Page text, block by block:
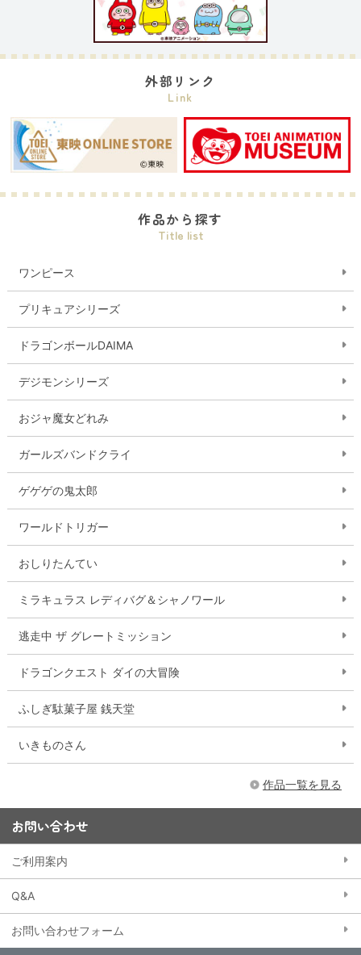
外部リンク
Link
作品から探す
Title list
ワンピース
プリキュアシリーズ
ドラゴンボールDAIMA
デジモンシリーズ
おジャ魔女どれみ
ガールズバンドクライ
ゲゲゲの鬼太郎
ワールドトリガー
おしりたんてい
ミラキュラス レディバグ＆シャノワール
逃走中 ザ グレートミッション
ドラゴンクエスト ダイの大冒険
ふしぎ駄菓子屋 銭天堂
いきものさん
作品一覧を見る
お問い合わせ
ご利用案内
Q&A
お問い合わせフォーム